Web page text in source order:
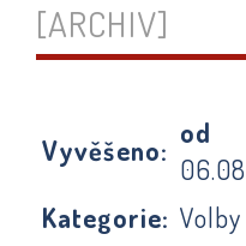
[ARCHIV]
Vyvěšeno:
od
Kategorie: Volby